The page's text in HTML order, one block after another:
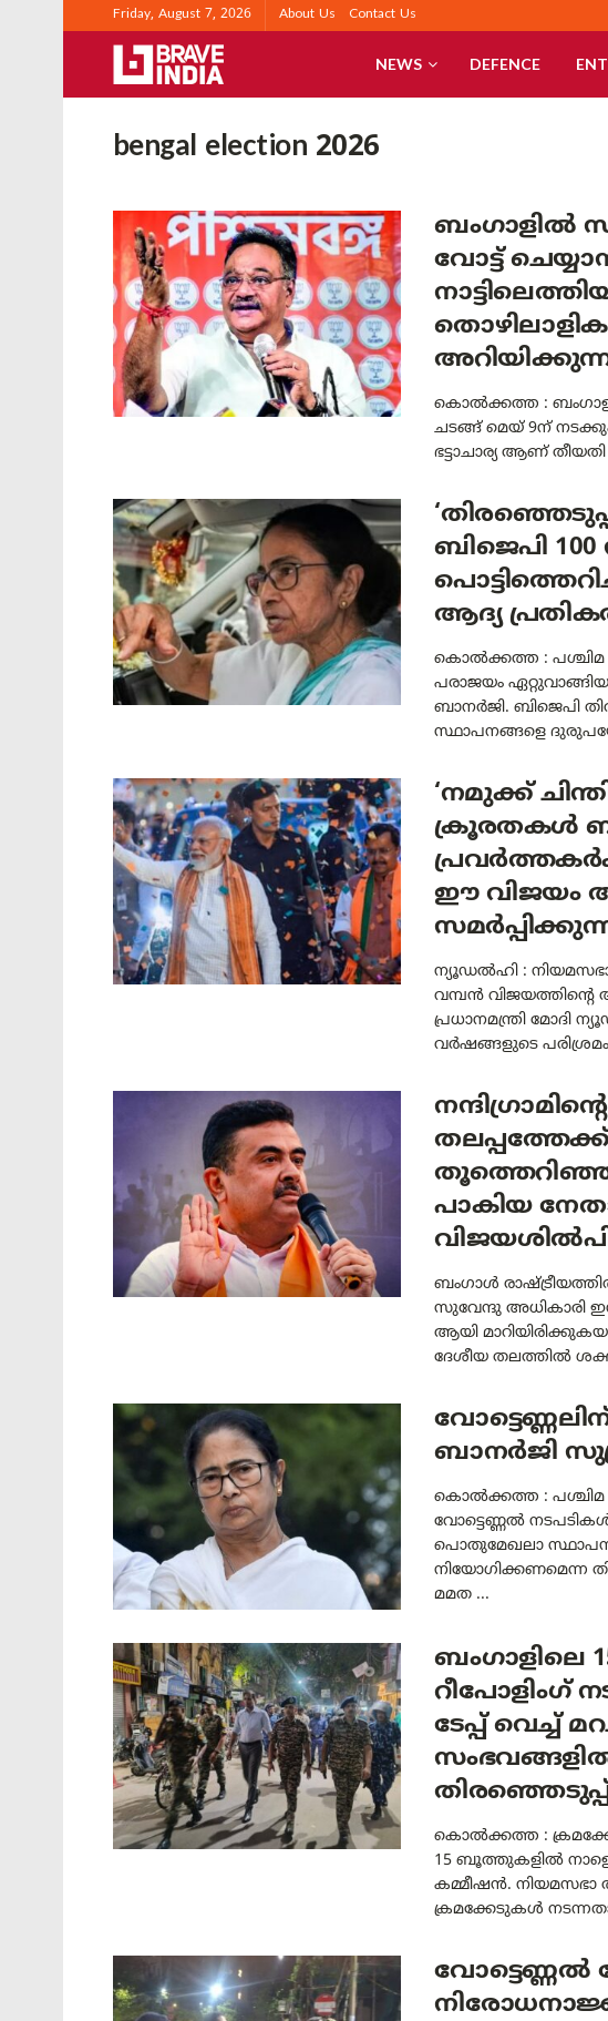
Friday, August 7, 2026 About Us Contact Us
NEWS DEFENCE
bengal election 2026
ബംഗാളിൽ
വോട്ട്
കൊൽക്കത്ത :
ചടങ്ങ് മെയ് 9ന്
ഭട്ടാചാര്യ ആണ്
ബിജെപി
ആദ്യ
കൊൽക്കത്ത :
പരാജയം
ബാനർജി. ബിജെപി
സ്ഥാപനങ്ങളെ
‘നമുക്ക്
ക്രൂരതകൾ
ഈ വിജയം
ന്യൂഡൽഹി :
വമ്പൻ
പ്രധാനമന്ത്രി
വർഷങ്ങളുടെ
പാകിയ
ബംഗാൾ
സുവേന്ദു അധികാരി
ആയി
ദേശീയ തലത്തിൽ
ബാനർജി
കൊൽക്കത്ത : പശ്ചിമ
വോട്ടെണ്ണൽ
പൊതുമേഖലാ
നിയോഗിക്കണമെന്ന
മമത ...
ബംഗാളിലെ
റീപോളിംഗ്
ടേപ്പ് വെച്ച്
കൊൽക്കത്ത :
15 ബൂത്തുകളിൽ നാളെ
കമ്മീഷൻ. നിയമസഭാ
ക്രമക്കേടുകൾ
വോട്ടെണ്ണൽ